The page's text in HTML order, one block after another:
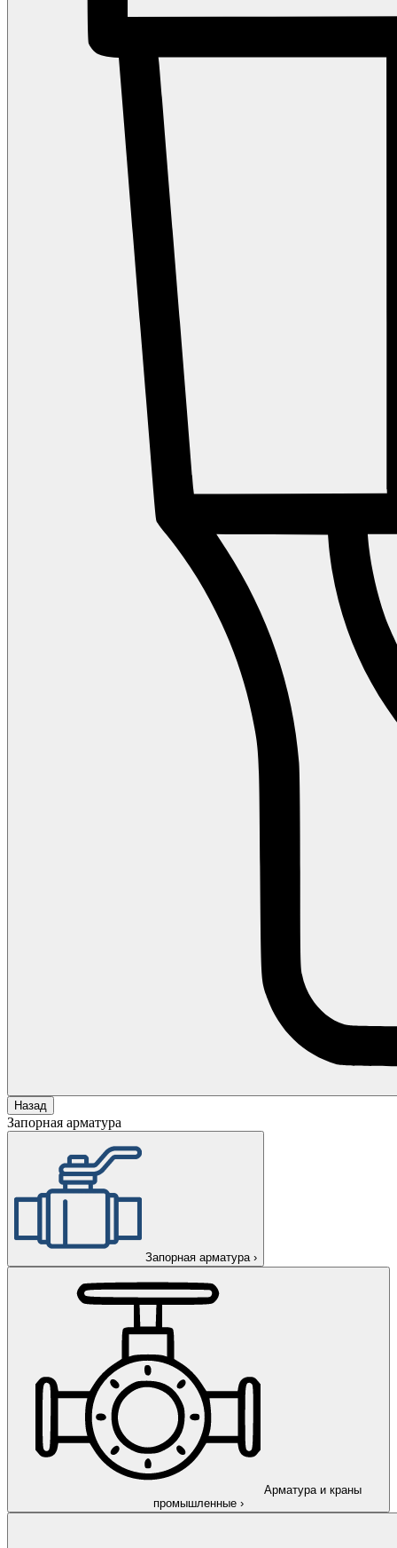
Назад
Запорная арматура
Запорная арматура ›
Арматура и краны
промышленные ›